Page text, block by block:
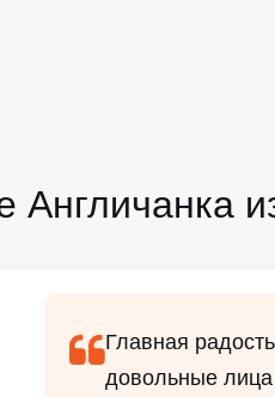
Главная
довольные лица